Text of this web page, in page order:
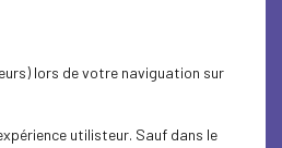
lors de votre naviguation sur
utilisteur. Sauf dans le